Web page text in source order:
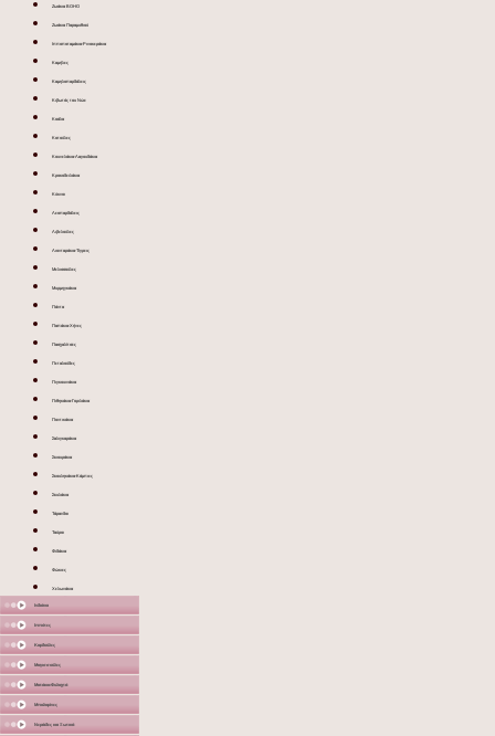
Ζωάκια BOHO
Ζωάκια Παραμυθιού
Ιπποποταμάκια-Ρινοκεράκια
Καμήλες
Καμηλοπαρδάλεις
Κιβωτός του Νώε
Κοάλα
Κοτούλες
Κουνελάκια-Λαγουδάκια
Κροκοδειλάκια
Κύκνοι
Λεοπαρδάλεις
Λιβελούλες
Λιονταράκια-Τίγρεις
Μελισσούλες
Μυρμηγκάκια
Πάντα
Παπάκια-Χήνες
Πασχαλίτσες
Πεταλούδες
Πιγκουινάκια
Πιθηκάκια-Γοριλάκια
Ποντικάκια
Σαλιγκαράκια
Σκιουράκια
Σκουληκάκια-Κάμπιες
Σκυλάκια
Τάρανδοι
Ταύροι
Φιδάκια
Φώκιες
Χελωνάκια
Ινδιάνοι
Ιππότες
Καρδούλες
Μαγισσούλες
Ματάκια-Φυλαχτά
Μπαλαρίνες
Νεράιδες και Ξωτικά